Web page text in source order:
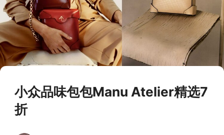
小众品味包包Manu Atelier精选7
折